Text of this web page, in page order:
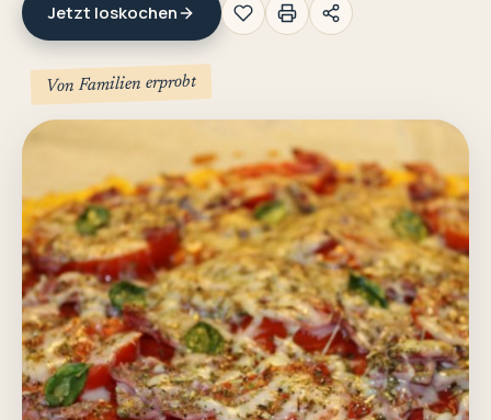
Jetzt loskochen
Von Familien erprobt